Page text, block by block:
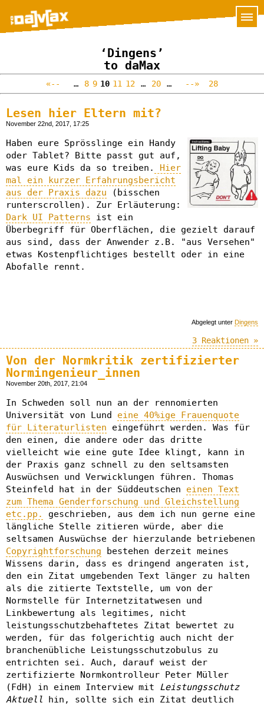
‘Dingens’
to daMax
«-- … 8 9 10 11 12 … 20 … --» 28
Lesen hier Eltern mit?
November 22nd, 2017, 17:25
Haben eure Sprösslinge ein Handy
oder Tablet? Bitte passt gut auf,
was eure Kids da so treiben.
Hier
mal ein kurzer Erfahrungsbericht
aus der Praxis dazu (bisschen
runterscrollen). Zur Erläuterung:
Dark UI Patterns ist ein
Überbegriff für Oberflächen, die gezielt darauf
aus sind, dass der Anwender z.B. "aus Versehen"
etwas Kostenpflichtiges bestellt oder in eine
Abofalle rennt.
Abgelegt unter Dingens
3 Reaktionen »
Von der Normkritik zertifizierter
Normingenieur_innen
November 20th, 2017, 21:04
In Schweden soll nun an der rennomierten
Universität von Lund eine 40%ige Frauenquote
für Literaturlisten eingeführt werden. Was für
den einen, die andere oder das dritte
vielleicht wie eine gute Idee klingt, kann in
der Praxis ganz schnell zu den seltsamsten
Auswüchsen und Verwicklungen führen. Thomas
Steinfeld hat in der Süddeutschen einen Text
zum Thema Genderforschung und Gleichstellung
etc.pp.
geschrieben, aus dem ich nun gerne eine
längliche Stelle zitieren würde, aber die
seltsamen Auswüchse der hierzulande betriebenen
Copyrightforschung bestehen derzeit meines
Wissens darin, dass es dringend angeraten ist,
den ein Zitat umgebenden Text länger zu halten
als die zitierte Textstelle, um von der
Normstelle für Internetzitatwesen und
Linkbewertung als legitimes, nicht
leistungsschutzbehaftetes Zitat bewertet zu
werden, für das folgerichtig auch nicht der
branchenübliche Leistungsschutzobulus zu
entrichten sei. Auch, darauf weist der
zertifizierte Normkontrolleur Peter Müller
(FdH) in einem Interview mit Leistungsschutz
Aktuell hin, sollte sich ein Zitat deutlich